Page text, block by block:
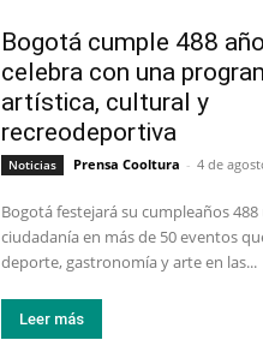
Bogotá cumple 488
celebra con una
artística, cultural y
recreodeportiva
Noticias Prensa Cooltura - 4 de
Bogotá festejará su cumpleaños
ciudadanía en más de 50 eventos
deporte, gastronomía y arte en las...
Leer más